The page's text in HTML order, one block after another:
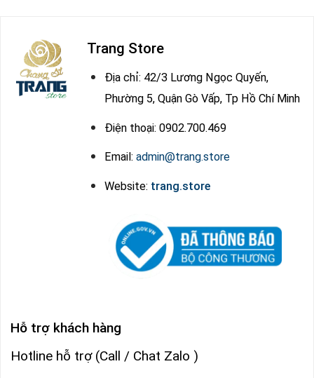
Trang Store
Địa chỉ: 42/3 Lương Ngọc Quyến,
Phường 5, Quận Gò Vấp, Tp Hồ Chí Minh
Điện thoại: 0902.700.469
Email:admin@trang.store
Website: trang.store
Hỗ trợ khách hàng
Hotline hỗ trợ (Call / Chat Zalo )